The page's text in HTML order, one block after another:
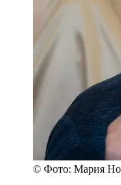
© Фото: Мария